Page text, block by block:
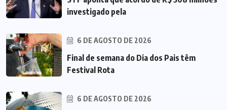
investigado pela
6 DE AGOSTO DE 2026
Final de semana do Dia dos Pais têm
Festival Rota
6 DE AGOSTO DE 2026